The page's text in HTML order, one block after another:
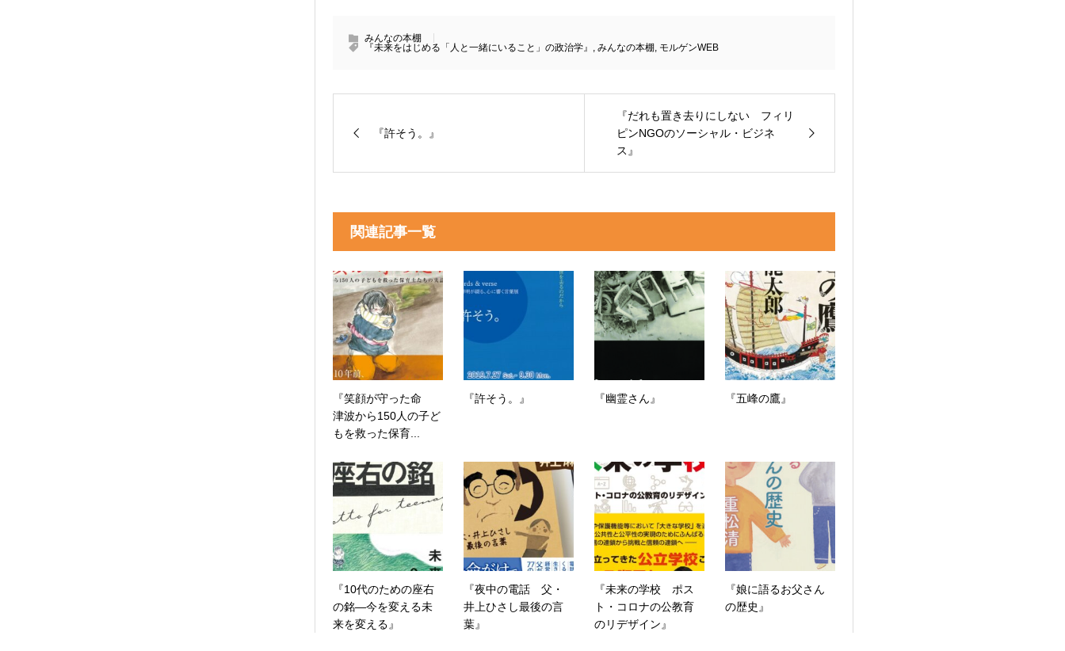
みんなの本棚
『未来をはじめる「人と一緒にいること」の政治学』
みんなの本棚, モルゲンWEB
『許そう。』
『だれも置き去りにしない フィリ
ピンNGOのソーシャル・ビジネ
ス』
関連記事一覧
『笑顔が守った命
津波から150人の子ど
もを救った保育...
『許そう。』 『幽霊さん』 『五峰の鷹』
『10代のための座右
の銘―今を変える未
来を変える』
『夜中の電話 父・
井上ひさし最後の言
葉』
『未来の学校 ポス
ト・コロナの公教育
のリデザイン』
『娘に語るお父さん
の歴史』